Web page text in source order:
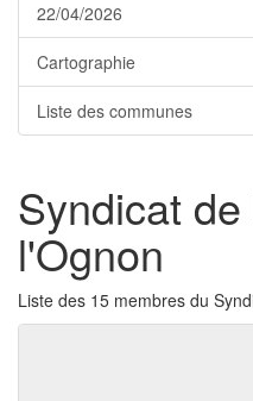
22/04/2026
Cartographie
Liste des communes
Syndicat
l'Ognon
Liste des 15 membres du